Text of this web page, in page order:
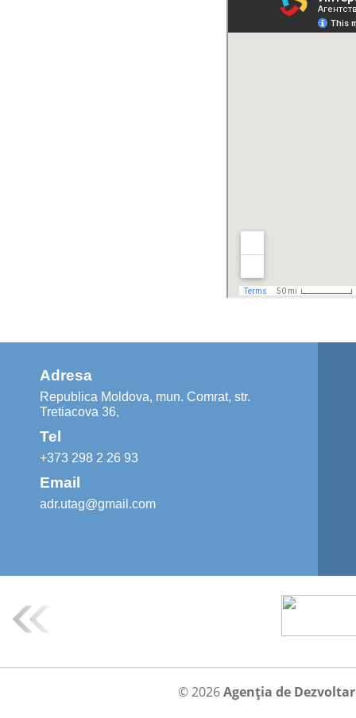
Adresa
Republica Moldova, mun. Comrat, str.
Tretiacova 36,
Tel
+373 298 2 26 93
Email
adr.utag@gmail.com
© 2026Agenția de